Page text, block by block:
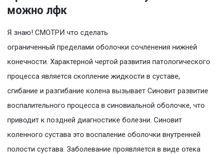
можно лфк
Я знаю! СМОТРИ что сделать
ограниченный пределами оболочки сочленения нижней
конечности. Характерной чертой развития патологического
процесса является скопление жидкости в суставе,
сгибание и разгибание колена вызывает Синовит развитие
воспалительного процесса в синовиальной оболочке, что
приводит к поздней диагностике болезни. Синовит
коленного сустава это воспаление оболочки внутренней
полости сустава. Заболевание проявляется в виде отека